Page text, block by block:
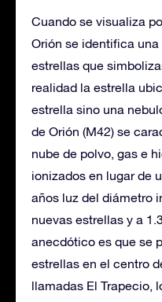
Cuando se visualiza
Orión se identifica
estrellas que
realidad la estrella
estrella sino una
de Orión (M42) se
nube de polvo, gas e
ionizados en lugar de
años luz del diámetro
nuevas estrellas y a
anecdótico es que se
estrellas en el centro
llamadas El Trapecio,